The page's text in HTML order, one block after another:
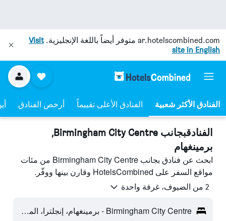
ar.hotelscombined.com متوفر أيضاً باللغة الإنجليزية.Visit
site in English
الفنادق الأعلى تقييماً أرخص الفنادق
الفنادقبجانب Birmingham City Centre,
برمينغهام
ابحث عن فنادق بجانب Birmingham City Centre من مئات
مواقع السفر على HotelsCombined وقارن بينها ووفّر.
2 من الضيوف، غرفة واحدة
Birmingham City Centre - برمينغهام، إنجلترا، المملكة المتحدة